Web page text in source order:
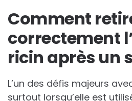
Comment
correctement
ricin après un
L’un des défis majeurs
surtout lorsqu’elle est